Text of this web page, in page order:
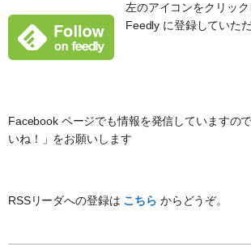
左のアイコンをクリッ
Feedly に登録していた
Facebook ページでも情報を発信していますの
いね！」をお願いします
RSSリーダへの登録は こちら からどうぞ。